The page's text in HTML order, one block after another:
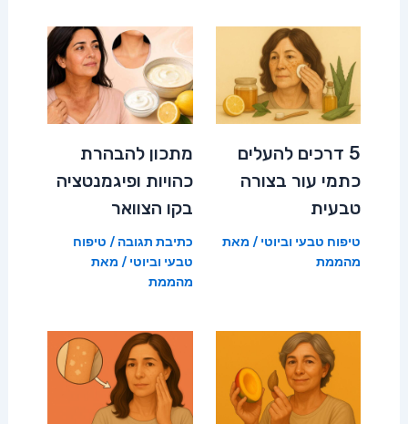
5 דרכים להעלים
כתמי עור בצורה
טבעית
טיפוח טבעי וביוטי / מאת
מהממת
מתכון להבהרת
כהויות ופיגמנטציה
בקו הצוואר
כתיבת תגובה / טיפוח
טבעי וביוטי / מאת
מהממת